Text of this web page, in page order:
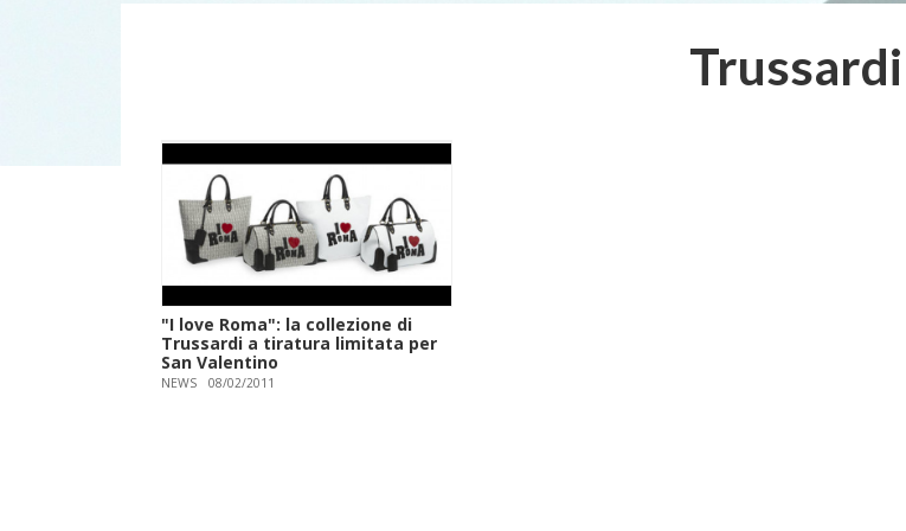
Trussardi
"I love Roma": la collezione di
Trussardi a tiratura limitata per
San Valentino
NEWS 08/02/2011